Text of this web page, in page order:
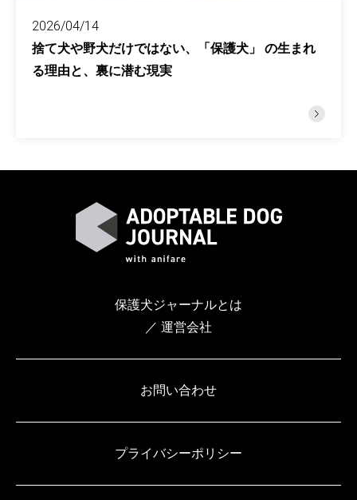
2026/04/14
捨て犬や野犬だけではない、「保護犬」 の生まれ
る理由と、裏に潜む現実
保護犬ジャーナルとは
／ 運営会社
お問い合わせ
プライバシーポリシー